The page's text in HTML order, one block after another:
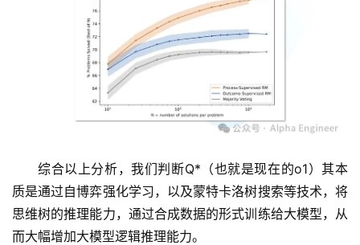
综合以上分析，我们判断Q*（也就是现在的o1）其本
质是通过自博弈强化学习，以及蒙特卡洛树搜索等技术，将
思维树的推理能力，通过合成数据的形式训练给大模型，从
而大幅增加大模型逻辑推理能力。